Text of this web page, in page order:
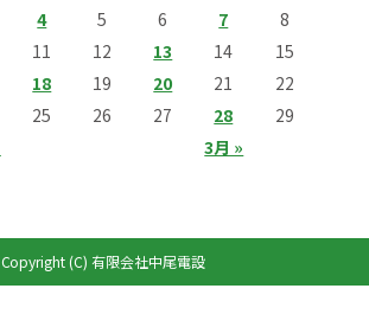
3月 »
4 5 6 7
8
11 12 13 14
15
18 19 20 21
22
25 26 27 28 29
Copyright (C) 有限会社中尾電設